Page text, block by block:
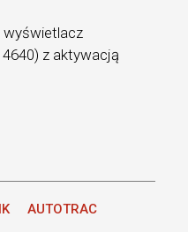
z aktywacją
AUTOTRAC